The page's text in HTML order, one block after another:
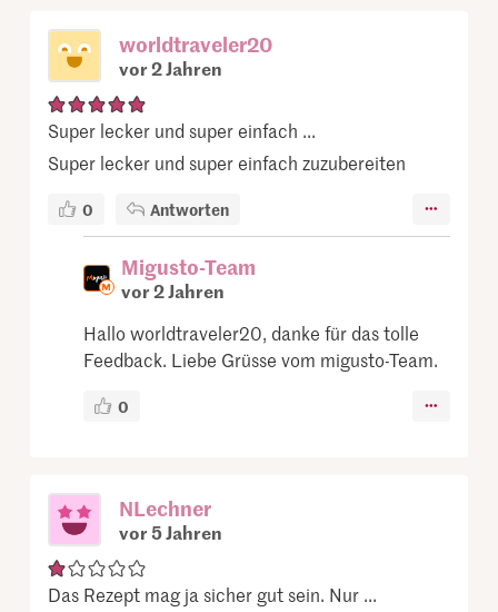
worldtraveler20
vor 2 Jahren
Super lecker und super einfach ...
Super lecker und super einfach zuzubereiten
0 Antworten
Migusto-Team
vor 2 Jahren
Hallo worldtraveler20, danke für das tolle
Feedback. Liebe Grüsse vom migusto-Team.
0
NLechner
vor 5 Jahren
Das Rezept mag ja sicher gut sein. Nur ...